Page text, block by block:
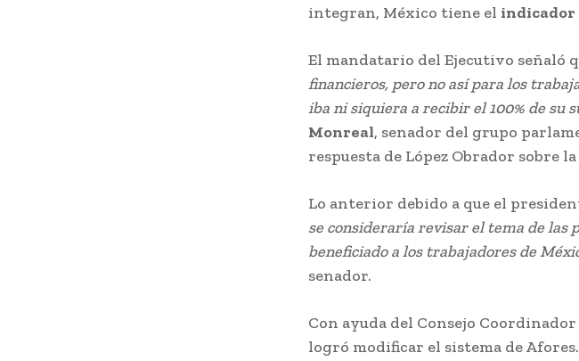
integran, México tiene el indicador
El mandatario del Ejecutivo señaló
financieros, pero no así para los
iba ni siquiera a recibir el 100% de su
Monreal, senador del grupo
respuesta de López Obrador sobre
Lo anterior debido a que el
se consideraría revisar el tema de las
beneficiado a los trabajadores de
senador.
Con ayuda del Consejo
logró modificar el sistema de